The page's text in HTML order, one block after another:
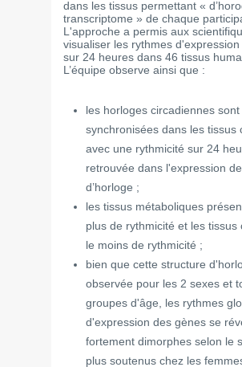
dans les tissus permettant «
transcriptome » de chaque
L'approche a permis aux
visualiser les rythmes d'expression
sur 24 heures dans 46 tissus
L’équipe observe ainsi que :
les horloges circadiennes sont
synchronisées dans les tissus
avec une rythmicité sur 24
retrouvée dans l'expression
d’horloge ;
les tissus métaboliques
plus de rythmicité et les tissus
le moins de rythmicité ;
bien que cette structure
observée pour les 2 sexes et
groupes d'âge, les rythmes
d'expression des gènes se
fortement dimorphes selon le
plus soutenus chez les